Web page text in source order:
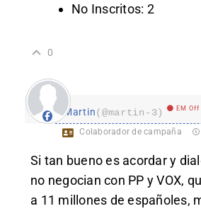
No Inscritos: 2
0
Martin(@martin-3) EM Off
Colaborador de campaña
Si tan bueno es acordar y
no negocian con PP y VOX,
a 11 millones de españoles,